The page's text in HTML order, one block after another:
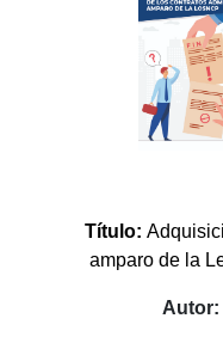
Título:
amparo de la